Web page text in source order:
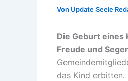
Von Update Seele
Die Geburt eines
Freude und
das Kind erbitten.